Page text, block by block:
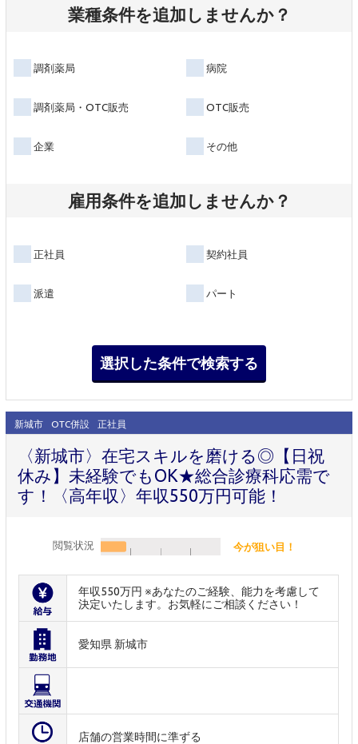
業種条件を追加しませんか？
調剤薬局 病院
調剤薬局・OTC販売 OTC販売
企業 その他
雇用条件を追加しませんか？
正社員 契約社員
派遣 パート
新城市 OTC併設 正社員
〈新城市〉在宅スキルを磨ける◎【日祝
休み】未経験でもOK★総合診療科応需で
す！〈高年収〉年収550万円可能！
閲覧状況 今が狙い目！
年収550万円 ※あなたのご経験、能力を考慮して
決定いたします。お気軽にご相談ください！
愛知県 新城市
店舗の営業時間に準ずる